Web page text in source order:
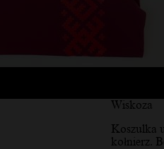
* Kolor
Wiskoza
Koszulka
kołnierz.